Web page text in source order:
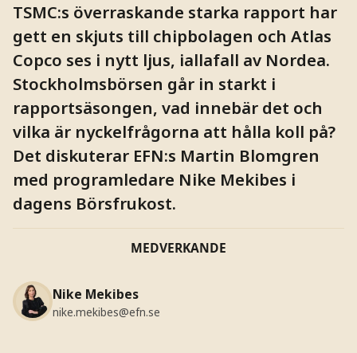
TSMC:s överraskande starka rapport har
gett en skjuts till chipbolagen och Atlas
Copco ses i nytt ljus, iallafall av Nordea.
Stockholmsbörsen går in starkt i
rapportsäsongen, vad innebär det och
vilka är nyckelfrågorna att hålla koll på?
Det diskuterar EFN:s Martin Blomgren
med programledare Nike Mekibes i
dagens Börsfrukost.
MEDVERKANDE
Nike Mekibes
nike.mekibes@efn.se